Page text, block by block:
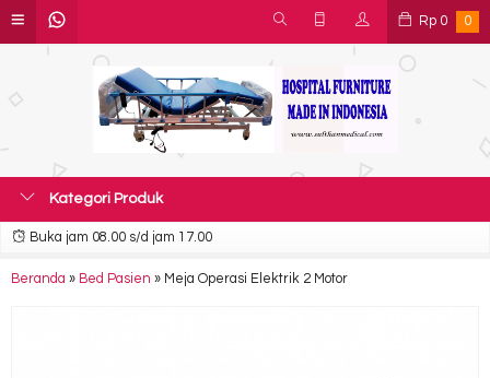
Rp 0 0
Kategori Produk
Buka jam 08.00 s/d jam 17.00
Beranda » Bed Pasien » Meja Operasi Elektrik 2 Motor